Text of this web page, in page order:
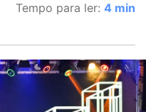
Tempo para ler: 4 min